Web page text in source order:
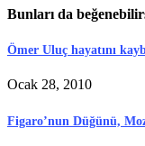
Bunları da
Ömer Uluç hayatını
Ocak 28, 2010
Figaro’nun Düğünü,